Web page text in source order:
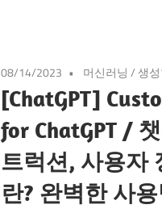
08/14/2023 머신러닝 /생
[ChatGPT]
for ChatGPT /
트럭션, 사용자
란? 완벽한 사